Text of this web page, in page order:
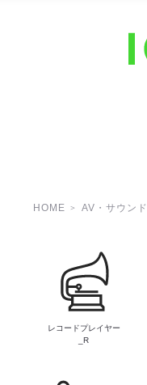
HOME AV・サウンド
レコードプレイヤー
_R